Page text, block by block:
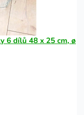
6 dílů 48 x 25 cm, ø